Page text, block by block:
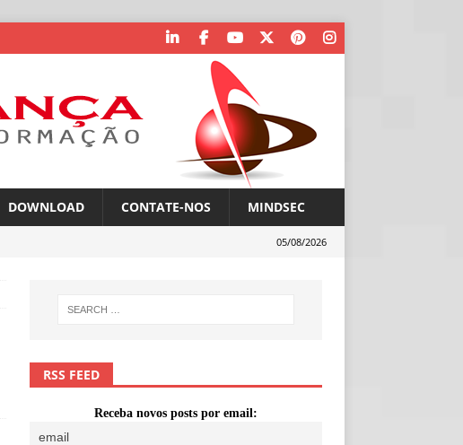
DOWNLOAD CONTATE-NOS MINDSEC
05/08/2026
RSS FEED
Receba novos posts por email: